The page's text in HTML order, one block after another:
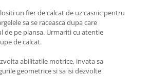
un fier de calcat de uz casnic pentru
sa se raceasca dupa care
de pe plansa. Urmariti cu atentie
de calcat.
abilitatile motrice, invata sa
geometrice si sa isi dezvolte